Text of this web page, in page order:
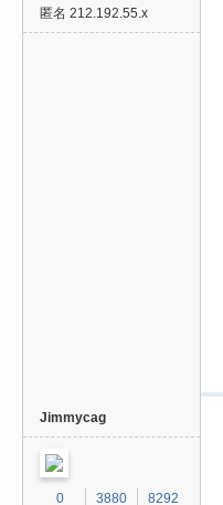
匿名 212.192.55.x
Jimmycag
0
3880
8292